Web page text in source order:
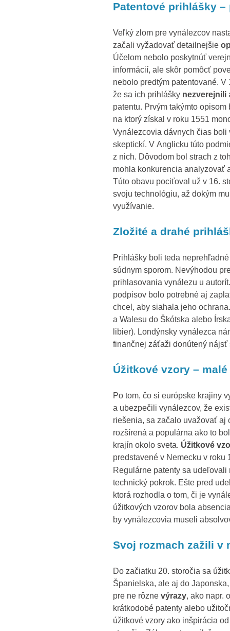
Patentové prihlášky –
Veľký zlom pre vynálezcov
začali vyžadovať detailnejšie
Účelom nebolo poskytnúť
informácií, ale skôr pomôcť
nebolo predtým patentované.
že sa ich prihlášky nezverejnili
patentu. Prvým takýmto
na ktorý získal v roku 1551
Vynálezcovia dávnych čias
skeptickí. V Anglicku túto
z nich. Dôvodom bol strach z
mohla konkurencia analyzovať
Túto obavu pociťoval už v 16.
svoju technológiu, až dokým
využívanie.
Zložité a drahé
Prihlášky boli teda
súdnym sporom. Nevýhodou
prihlasovania vynálezu u
podpisov bolo potrebné aj
chcel, aby siahala jeho
a Walesu do Škótska alebo
libier). Londýnsky vynálezca
finančnej záťaži donútený nájsť
Úžitkové vzory –
Po tom, čo si európske krajiny
a ubezpečili vynálezcov, že
riešenia, sa začalo uvažovať aj
rozšírená a populárna ako to
krajín okolo sveta. Úžitkové
predstavené v Nemecku v roku
Regulárne patenty sa
technický pokrok. Ešte pred
ktorá rozhodla o tom, či je
úžitkových vzorov bola
by vynálezcovia museli
Svoj rozmach zažili v
Do začiatku 20. storočia sa
Španielska, ale aj do
pre ne rôzne výrazy, ako napr.
krátkodobé patenty alebo
úžitkové vzory ako inšpirácia